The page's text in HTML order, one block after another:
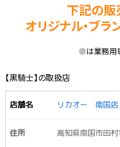
下記の販
オリジナル・ブ
●は業務用
【黒騎士】の取扱店
リカオー 南国店
高知県南国市田